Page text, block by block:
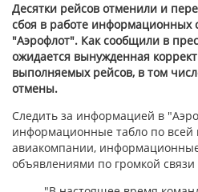
Десятки рейсов отменили и
сбоя в работе информационных
"Аэрофлот". Как сообщили в
ожидается вынужденная
выполняемых рейсов, в том
отмены.
Следить за информацией в
информационные табло по всей
авиакомпании,
объявлениями по громкой связи